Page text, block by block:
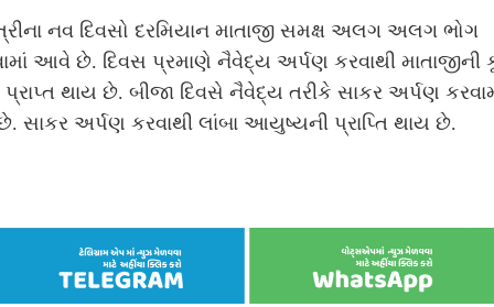
નવ દિવસો દરમિયાન માતાજી સમક્ષ અલગ અલગ ભોગ
આવે છે. દિવસ પ્રમાણે નૈવેદ્ય અર્પણ કરવાથી માતાજીની
થાય છે. બીજા દિવસે નૈવેદ્ય તરીકે સાકર અર્પણ
સાકર અર્પણ કરવાથી લાંબા આયુષ્યની પ્રાપ્તિ થાય છે.